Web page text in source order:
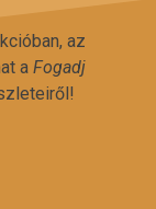
az
a Fogadj